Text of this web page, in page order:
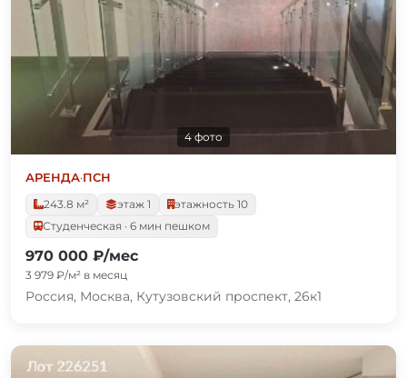
4 фото
АРЕНДА·ПСН
243.8 м²
этаж 1
этажность 10
Студенческая · 6 мин пешком
970 000 ₽/мес
3 979 ₽/м² в месяц
Россия, Москва, Кутузовский проспект, 26к1